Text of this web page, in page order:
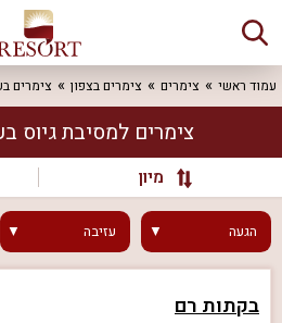
עמוד ראשי צימרים צימרים בצפון צימרים
צימרים למסיבת גיוס
מיון
הגעה עזיבה
בקתות רם